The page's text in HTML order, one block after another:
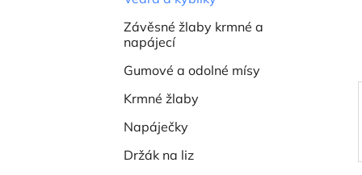
Závěsné žlaby krmné a
napájecí
Gumové a odolné mísy
Krmné žlaby
Napáječky
Držák na liz